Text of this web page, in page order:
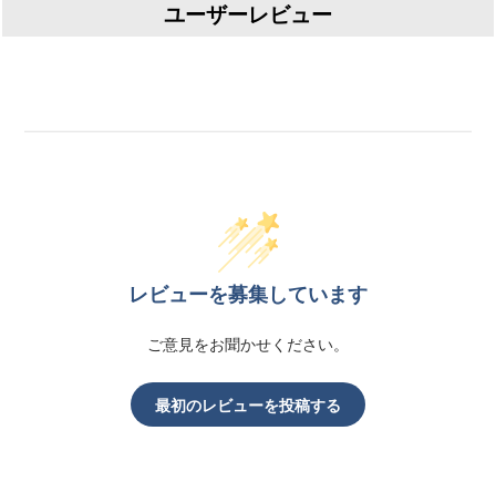
ユーザーレビュー
レビューを募集しています
ご意見をお聞かせください。
最初のレビューを投稿する